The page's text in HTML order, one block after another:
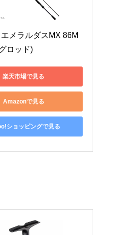
メラルダスMX 86M
ロッド)
楽天市場で見る
Amazonで見る
ショッピングで見る